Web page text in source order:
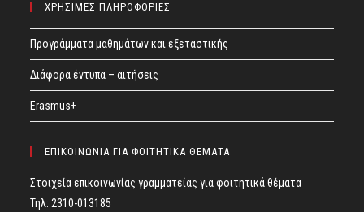
ΧΡΗΣΙΜΕΣ ΠΛΗΡΟΦΟΡΙΕΣ
Προγράμματα μαθημάτων και εξεταστικής
Διάφορα έντυπα – αιτήσεις
Erasmus+
ΕΠΙΚΟΙΝΩΝΙΑ ΓΙΑ ΦΟΙΤΗΤΙΚΑ ΘΕΜΑΤΑ
Στοιχεία επικοινωνίας γραμματείας για φοιτητικά θέματα
Τηλ: 2310-013185